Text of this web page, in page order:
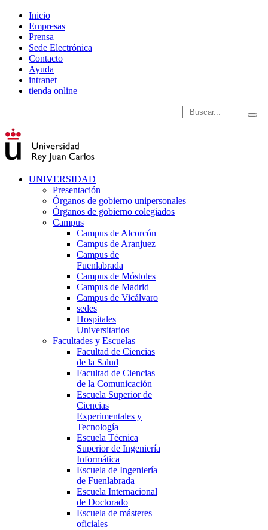
Inicio
Empresas
Prensa
Sede Electrónica
Contacto
Ayuda
intranet
tienda online
Introduce términos de
UNIVERSIDAD
Presentación
Órganos de gobierno unipersonales
Órganos de gobierno colegiados
Campus
Campus de Alcorcón
Campus de Aranjuez
Campus de
Fuenlabrada
Campus de Móstoles
Campus de Madrid
Campus de Vicálvaro
sedes
Hospitales
Universitarios
Facultades y Escuelas
Facultad de Ciencias
de la Salud
Facultad de Ciencias
de la Comunicación
Escuela Superior de
Ciencias
Experimentales y
Tecnología
Escuela Técnica
Superior de Ingeniería
Informática
Escuela de Ingeniería
de Fuenlabrada
Escuela Internacional
de Doctorado
Escuela de másteres
oficiales